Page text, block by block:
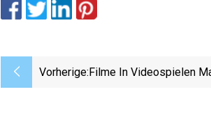
Vorherige:Filme In Videospielen